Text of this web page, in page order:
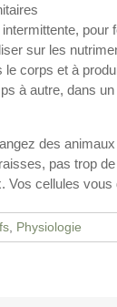
pour
sur les
le corps et à
à autre, dans
des
pas trop
Vos cellules vous
, Physiologie